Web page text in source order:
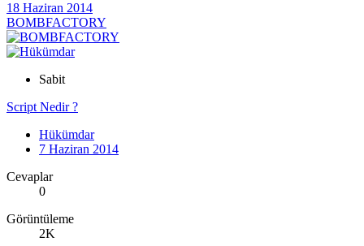
18 Haziran 2014
BOMBFACTORY
Sabit
Script Nedir ?
Hükümdar
7 Haziran 2014
Cevaplar
0
Görüntüleme
2K